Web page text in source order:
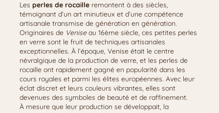
Les perles de rocaille remontent à des siècles,
témoignant d’un art minutieux et d’une compétence
artisanale transmise de génération en génération.
Originaires de Veniseau 16ème siècle, ces petites perles
en verre sont le fruit de techniques artisanales
exceptionnelles. À l’époque, Venise était le centre
névralgique de la production de verre, et les perles de
rocaille ont rapidement gagné en popularité dans les
cours royales et parmi les élites européennes. Avec leur
éclat discret et leurs couleurs vibrantes, elles sont
devenues des symboles de beauté et de raffinement.
À mesure que leur production se développait, la